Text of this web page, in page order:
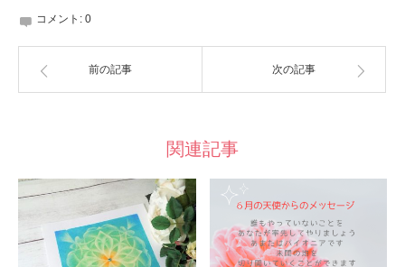
コメント: 0
前の記事 次の記事
関連記事